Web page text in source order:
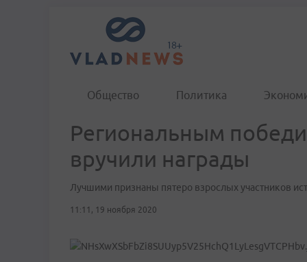
Общество Политика
Региональным
вручили награды
Лучшими признаны пятеро взрослых участников
11:11, 19 ноября 2020